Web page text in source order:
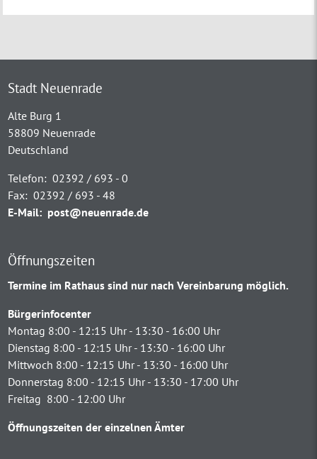
Stadt Neuenrade
Alte Burg 1
58809 Neuenrade
Deutschland
Telefon: 02392 / 693 - 0
Fax: 02392 / 693 - 48
E-Mail: post@neuenrade.de
Öffnungszeiten
Termine im Rathaus sind nur nach Vereinbarung möglich.
Bürgerinfocenter
Montag 8:00 - 12:15 Uhr - 13:30 - 16:00 Uhr
Dienstag 8:00 - 12:15 Uhr - 13:30 - 16:00 Uhr
Mittwoch 8:00 - 12:15 Uhr - 13:30 - 16:00 Uhr
Donnerstag 8:00 - 12:15 Uhr - 13:30 - 17:00 Uhr
Freitag 8:00 - 12:00 Uhr
Öffnungszeiten der einzelnen Ämter